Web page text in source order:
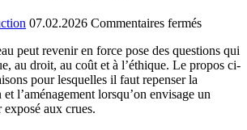
07.02.2026 Commentaires ferméssur
en
zones
:
peut revenir en force pose des questions qui
au droit, au coût et à l’éthique. Le propos ci-
pour lesquelles il faut repenser la
l’aménagement lorsqu’on envisage un
aux crues.